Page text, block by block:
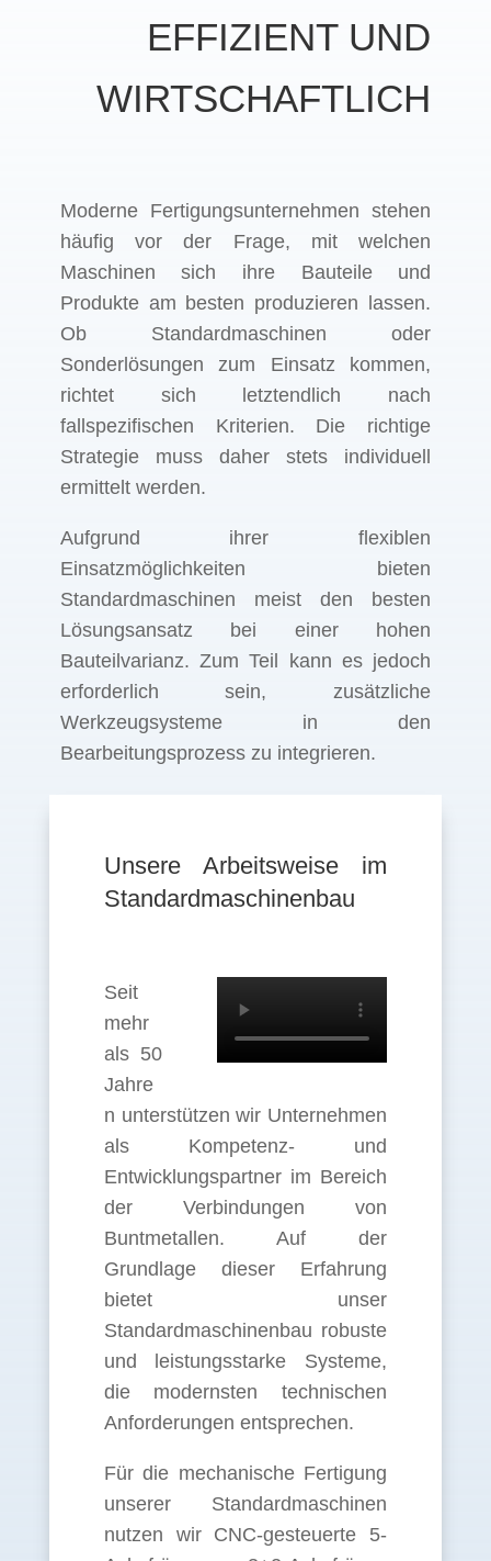
EFFIZIENT UND
WIRTSCHAFTLICH
Moderne Fertigungsunternehmen stehen
häufig vor der Frage, mit welchen
Maschinen sich ihre Bauteile und
Produkte am besten produzieren lassen.
Ob Standardmaschinen oder
Sonderlösungen zum Einsatz kommen,
richtet sich letztendlich nach
fallspezifischen Kriterien. Die richtige
Strategie muss daher stets individuell
ermittelt werden.
Aufgrund ihrer flexiblen
Einsatzmöglichkeiten bieten
Standardmaschinen meist den besten
Lösungsansatz bei einer hohen
Bauteilvarianz. Zum Teil kann es jedoch
erforderlich sein, zusätzliche
Werkzeugsysteme in den
Bearbeitungsprozess zu integrieren.
Unsere Arbeitsweise im
Standardmaschinenbau
Seit
mehr
als 50
Jahre
n unterstützen wir Unternehmen
als Kompetenz- und
Entwicklungspartner im Bereich
der Verbindungen von
Buntmetallen. Auf der
Grundlage dieser Erfahrung
bietet unser
Standardmaschinenbau robuste
und leistungsstarke Systeme,
die modernsten technischen
Anforderungen entsprechen.
Für die mechanische Fertigung
unserer Standardmaschinen
nutzen wir CNC-gesteuerte 5-